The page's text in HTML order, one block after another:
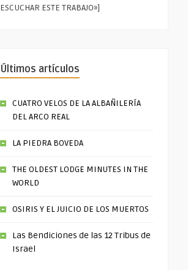
ESCUCHAR ESTE TRABAJO»]
Últimos artículos
CUATRO VELOS DE LA ALBAÑILERÍA
DEL ARCO REAL
LA PIEDRA BOVEDA
THE OLDEST LODGE MINUTES IN THE
WORLD
OSIRIS Y EL JUICIO DE LOS MUERTOS
Las Bendiciones de las 12 Tribus de
Israel